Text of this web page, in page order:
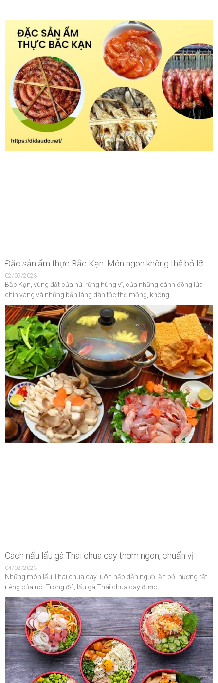
Đặc sản ẩm thực Bắc Kạn: Món ngon không thể bỏ lỡ
02/09/2023
Bắc Kạn, vùng đất của núi rừng hùng vĩ, của những cánh đồng lúa
chín vàng và những bản làng dân tộc thơ mộng, không
Cách nấu lẩu gà Thái chua cay thơm ngon, chuẩn vị
04/02/2023
Những món lẩu Thái chua cay luôn hấp dẫn người ăn bởi hương rất
riêng của nó. Trong đó, lẩu gà Thái chua cay được